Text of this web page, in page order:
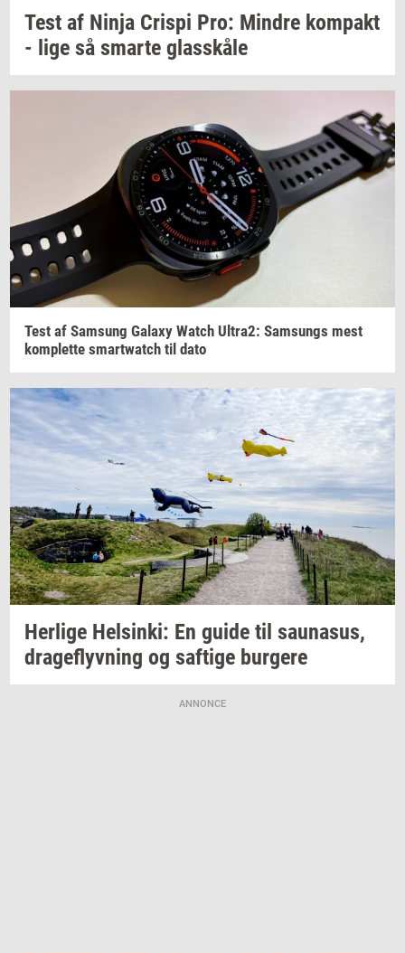
Test af Ninja Cri­spi Pro: Min­dre kom­pakt
- lige så smar­te glas­skå­le
Test af Sams­ung Ga­laxy Watch Ultra2: Sams­ungs mest
kom­plet­te smartwatch til dato
Her­li­ge Hels­inki: En guide til sau­nasus,
drage­flyv­ning og saf­ti­ge bur­ge­re
ANNONCE